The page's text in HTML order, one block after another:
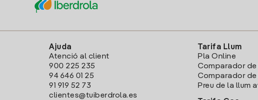
Ajuda
Atenció al client
900 225 235
94 646 01 25
91 919 52 73
clientes@tuiberdrola.es
Tarifa Llum
Pla Online
Comparador de
Comparador de
Preu de la llum